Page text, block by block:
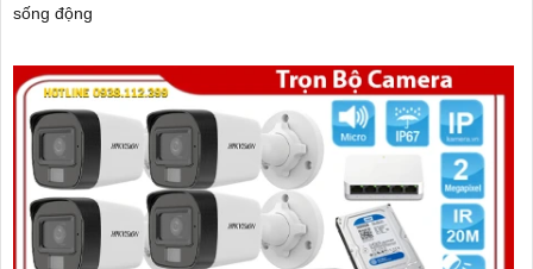
sống động